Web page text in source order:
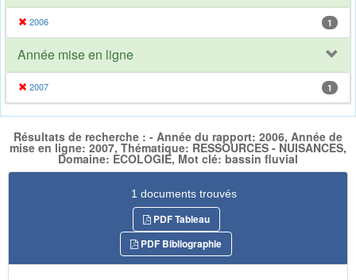
2006 1
Année mise en ligne
2007 1
Résultats de recherche : - Année du rapport: 2006, Année de
mise en ligne: 2007, Thématique: RESSOURCES - NUISANCES,
Domaine: ECOLOGIE, Mot clé: bassin fluvial
1 documents trouvés
PDF Tableau
PDF Bibliographie